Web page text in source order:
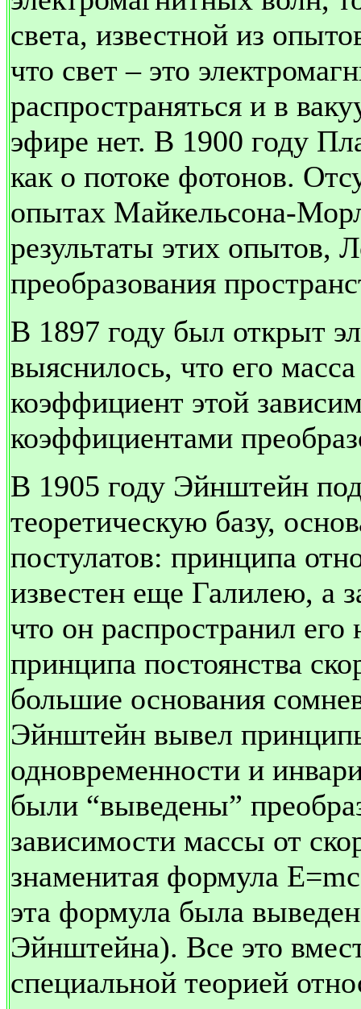
света, известной из
что свет – это
распространяться и в
эфире нет. В 1900 году
как о потоке фотонов.
опытах Майкельсона-
результаты этих опытов,
преобразования
В 1897 году был открыт
выяснилось, что его
коэффициент этой
коэффициентами
В 1905 году Эйнштейн
теоретическую базу,
постулатов: принципа
известен еще Галилею, а
что он распространил
принципа постоянства
большие основания
Эйнштейн вывел
одновременности и
были “выведены”
зависимости массы от
знаменитая формула E=mc
эта формула была
Эйнштейна). Все это
специальной теорией